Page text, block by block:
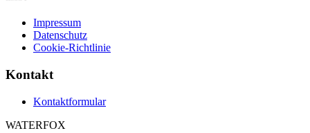
Impressum
Datenschutz
Cookie-Richtlinie
Kontakt
Kontaktformular
WATERFOX